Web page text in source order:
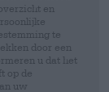
en
te
door een
u dat het
op de
uw